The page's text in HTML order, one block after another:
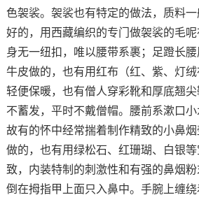
色袈裟。袈裟也有特定的做法，质料
好的，用西藏编织的专门做袈裟的毛
身无一纽扣，唯以腰带系裹；足蹬长
牛皮做的，也有用红布（红、紫、灯绒
轻便保暖，也有僧人穿彩靴和厚底翘尖
不蓄发，平时不戴僧帽。腰前系漱口小
故有的怀中经常揣着制作精致的小鼻
做的，也有用绿松石、红珊瑚、白银
致，内装特制的刺激性和有强的鼻烟
倒在拇指甲上面只入鼻中。手腕上缠